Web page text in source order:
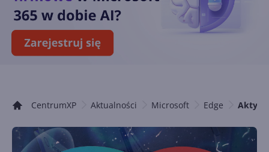
CentrumXP Aktualności Microsoft Edge